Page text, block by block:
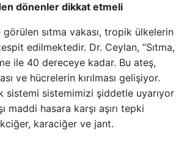
dönenler dikkat etmeli
görülen sıtma vakası, tropik ülkelerin
edilmektedir. Dr. Ceylan, “Sıtma,
ile 40 dereceye kadar. Bu ateş,
ve hücrelerin kırılması gelişiyor.
sistemi sistemimizi şiddetle uyarıyor
maddi hasara karşı aşırı tepki
karaciğer ve jant.